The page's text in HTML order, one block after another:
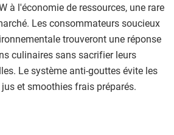
à l'économie de ressources, une rare
Les consommateurs soucieux
trouveront une réponse
culinaires sans sacrifier leurs
Le système anti-gouttes évite les
et smoothies frais préparés.